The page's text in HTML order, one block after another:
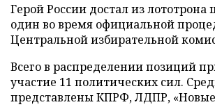
Герой России достал из
один во время официальной
Центральной избирательной
Всего в распределении позиций
участие 11 политических сил.
представлены КПРФ, ЛДПР,